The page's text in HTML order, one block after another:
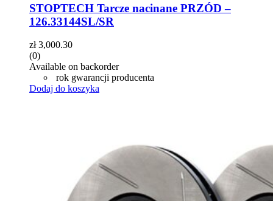
STOPTECH Tarcze nacinane PRZÓD –
126.33144SL/SR
zł3,000.30
(0)
Available on backorder
rok gwarancji producenta
Dodaj do koszyka